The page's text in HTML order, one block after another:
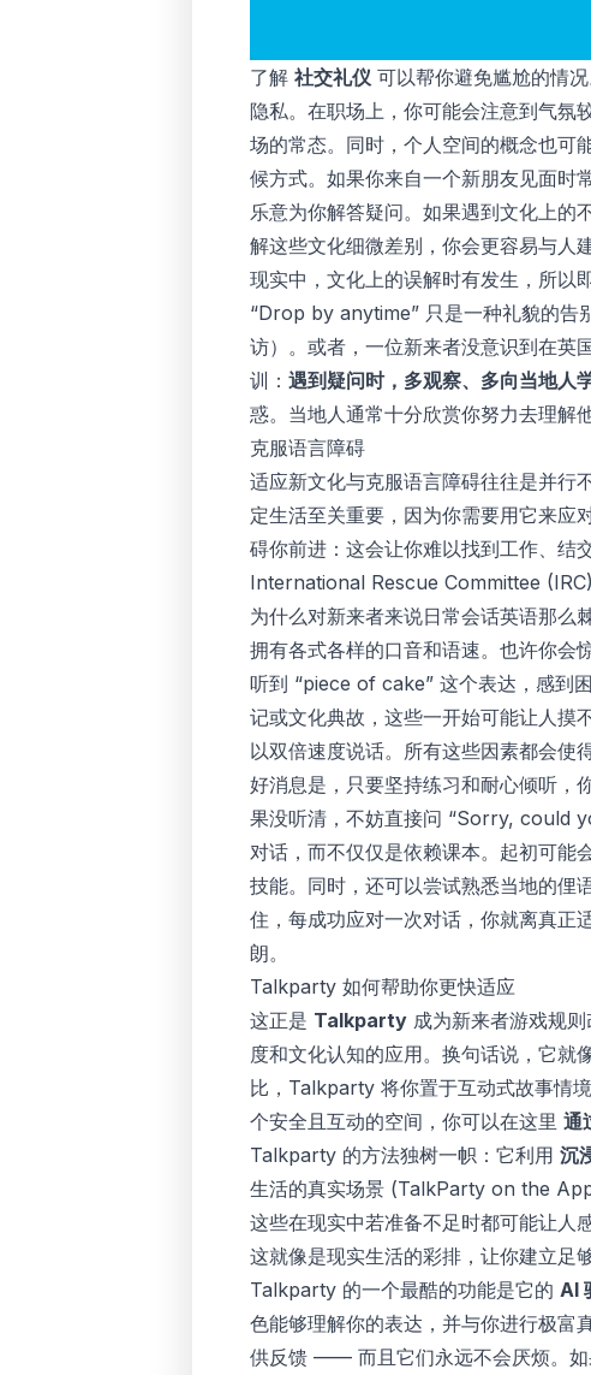
了解 社交礼仪 可以帮你避免尴尬的情
隐私。在职场上，你可能会注意到气氛
场的常态。同时，个人空间的概念也可
候方式。如果你来自一个新朋友见面时
乐意为你解答疑问。如果遇到文化上
解这些文化细微差别，你会更容易与人
现实中，文化上的误解时有发生，所以
“Drop by anytime” 只是一种礼貌的告
访）。或者，一位新来者没意识到在英
训： 遇到疑问时，多观察、多向当地人
惑。当地人通常十分欣赏你努力去理解
克服语言障碍
适应新文化与克服语言障碍往往是并行
定生活至关重要，因为你需要用它来
碍你前进：这会让你难以找到工作、结
International Rescue Committee (IRC)
为什么对新来者来说日常会话英语那么
拥有各式各样的口音和语速。也许你
听到 “piece of cake” 这个表达，感到
记或文化典故，这些一开始可能让人摸
以双倍速度说话。所有这些因素都会使
好消息是，只要坚持练习和耐心倾听，
果没听清，不妨直接问 “Sorry, could
对话，而不仅仅是依赖课本。起初可能
技能。同时，还可以尝试熟悉当地的俚
住，每成功应对一次对话，你就离真正
朗。
Talkparty 如何帮助你更快适应
这正是 Talkparty 成为新来者游戏规
度和文化认知的应用。换句话说，它就
比，Talkparty 将你置于互动式故事情
个安全且互动的空间，你可以在这里 通
Talkparty 的方法独树一帜：它利用 沉
生活的真实场景 (‎TalkParty on the
这些在现实中若准备不足时都可能让人
这就像是现实生活的彩排，让你建立足
Talkparty 的一个最酷的功能是它的 AI
色能够理解你的表达，并与你进行极富
供反馈 —— 而且它们永远不会厌烦。如